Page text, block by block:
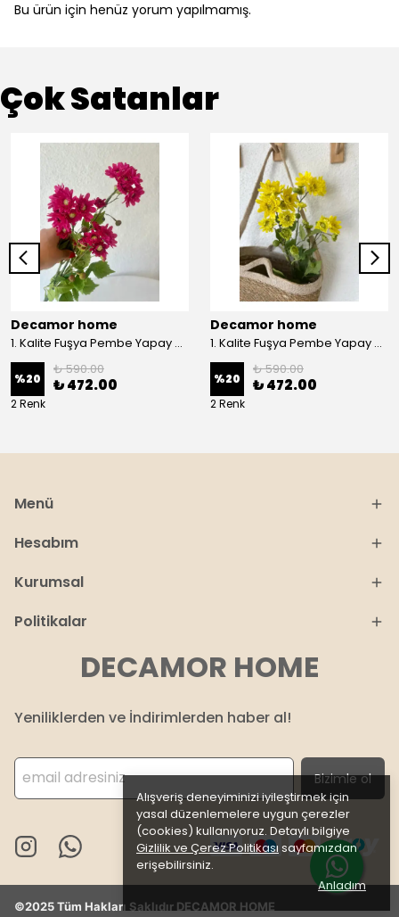
Alışveriş deneyiminizi iyileştirmek için
yasal düzenlemelere uygun çerezler
(cookies) kullanıyoruz. Detaylı bilgiye
Gizlilik ve Çerez Politikası sayfamızdan
erişebilirsiniz.
Anladım
Bu ürün için henüz yorum yapılmamış.
Çok Satanlar
Decamor home
1. Kalite Fuşya Pembe Yapay Kasımpatı Dalı Çiçeği 80 cm - Pembee
%20
₺ 590.00
₺ 472.00
2 Renk
Decamor home
1. Kalite Fuşya Pembe Yapay Kasımpatı Dalı Çiçeği 80 cm - Sarı
%20
₺ 590.00
₺ 472.00
2 Renk
Menü
Hesabım
Kurumsal
Politikalar
DECAMOR HOME
Yeniliklerden ve İndirimlerden haber al!
Bizimle ol
©2025 Tüm Hakları Saklıdır DECAMOR HOME